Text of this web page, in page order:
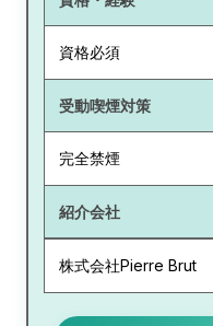
資格必須
受動喫煙対策
完全禁煙
紹介会社
株式会社Pierre Brut